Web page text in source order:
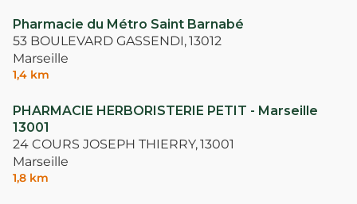
Pharmacie du Métro Saint Barnabé
53 BOULEVARD GASSENDI,13012
Marseille
1,4 km
PHARMACIE HERBORISTERIE PETIT - Marseille
13001
24 COURS JOSEPH THIERRY,13001
Marseille
1,8 km